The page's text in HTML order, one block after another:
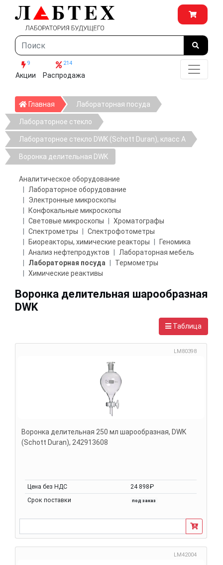
9
Акции
214
Распродажа
Главная ГлавнаяЛабораторная посуда
Лабораторное стекло
Лабораторное стекло DWK (Schott Duran), класс А
Воронка делительная DWK
Аналитическое оборудование
Лабораторное оборудование
Электронные микроскопы
Конфокальные микроскопы
Световые микроскопы
Хроматографы
Спектрометры
Спектрофотометры
Биореакторы, химические реакторы
Геномика
Анализ нефтепродуктов
Лабораторная мебель
Лабораторная посуда
Термометры
Химические реактивы
Воронка делительная шарообразная
DWK
Таблица
LM80398
Воронка делительная 250 мл шарообразная, DWK
(Schott Duran), 242913608
Цена без НДС
24 898₽
Срок поставки
под заказ
LM42004